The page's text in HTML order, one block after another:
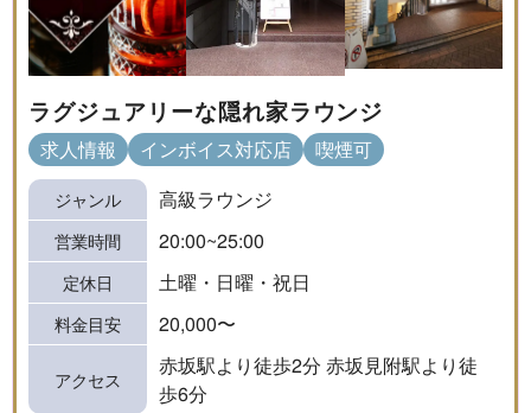
ラグジュアリーな隠れ家ラウンジ
求人情報 インボイス対応店 喫煙可
ジャンル 高級ラウンジ
営業時間 20:00~25:00
定休日 土曜・日曜・祝日
料金目安 20,000〜
アクセス
赤坂駅より徒歩2分 赤坂見附駅より徒
歩6分